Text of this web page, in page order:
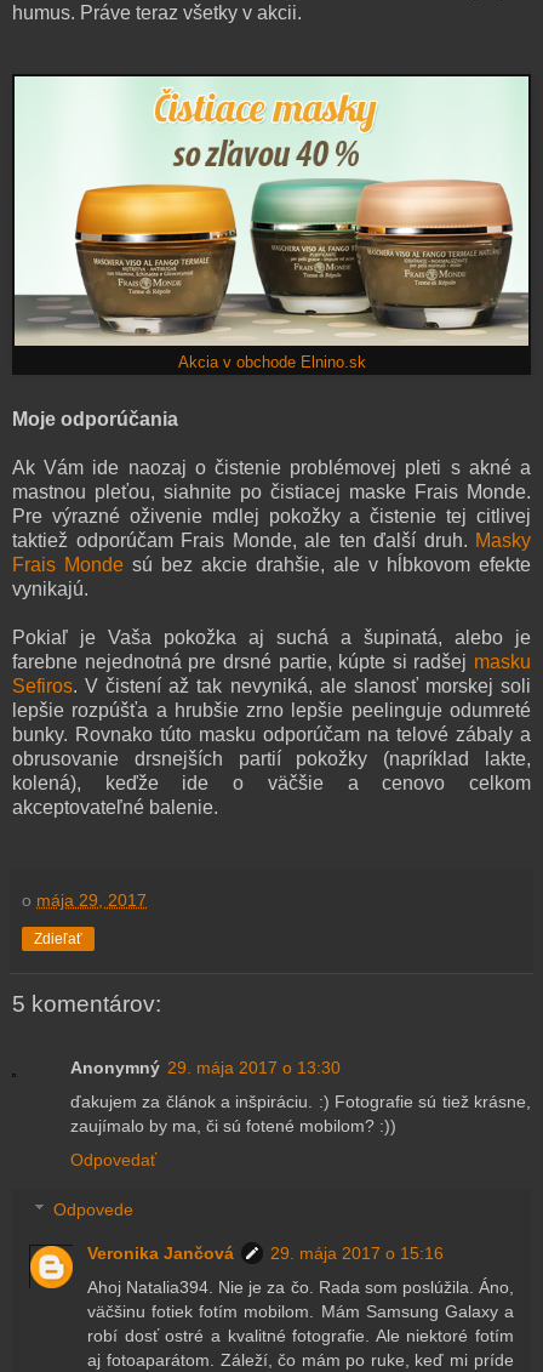
humus. Práve teraz všetky v akcii.
Akcia v obchode Elnino.sk
Moje odporúčania
Ak Vám ide naozaj o čistenie problémovej pleti s akné a
mastnou pleťou, siahnite po čistiacej maske Frais Monde.
Pre výrazné oživenie mdlej pokožky a čistenie tej citlivej
taktiež odporúčam Frais Monde, ale ten ďalší druh. Masky
Frais Monde sú bez akcie drahšie, ale v hĺbkovom efekte
vynikajú.
Pokiaľ je Vaša pokožka aj suchá a šupinatá, alebo je
farebne nejednotná pre drsné partie, kúpte si radšej masku
Sefiros. V čistení až tak nevyniká, ale slanosť morskej soli
lepšie rozpúšťa a hrubšie zrno lepšie peelinguje odumreté
bunky. Rovnako túto masku odporúčam na telové zábaly a
obrusovanie drsnejších partií pokožky (napríklad lakte,
kolená), keďže ide o väčšie a cenovo celkom
akceptovateľné balenie.
o mája 29, 2017
Zdieľať
5 komentárov:
Anonymný 29. mája 2017 o 13:30
ďakujem za článok a inšpiráciu. :) Fotografie sú tiež krásne,
zaujímalo by ma, či sú fotené mobilom? :))
Odpovedať
Odpovede
Veronika Jančová
29. mája 2017 o 15:16
Ahoj Natalia394. Nie je za čo. Rada som poslúžila. Áno,
väčšinu fotiek fotím mobilom. Mám Samsung Galaxy a
robí dosť ostré a kvalitné fotografie. Ale niektoré fotím
aj fotoaparátom. Záleží, čo mám po ruke, keď mi príde